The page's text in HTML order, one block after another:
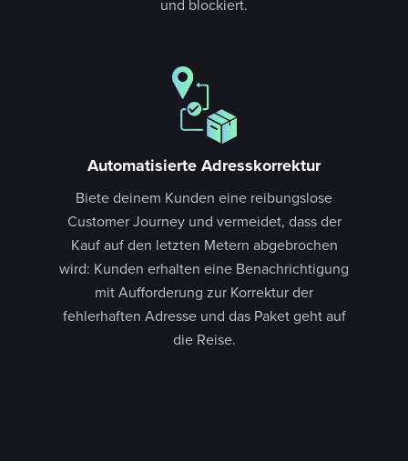
und blockiert.
Automatisierte Adresskorrektur
Biete deinem Kunden eine reibungslose
Customer Journey und vermeidet, dass der
Kauf auf den letzten Metern abgebrochen
wird: Kunden erhalten eine Benachrichtigung
mit Aufforderung zur Korrektur der
fehlerhaften Adresse und das Paket geht auf
die Reise.